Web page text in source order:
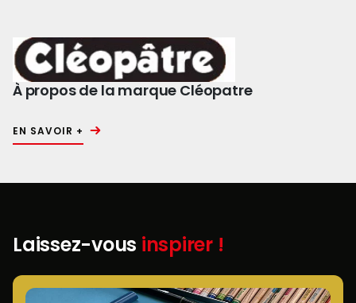
À propos de la marque Cléopatre
EN SAVOIR +
Laissez-vous inspirer !